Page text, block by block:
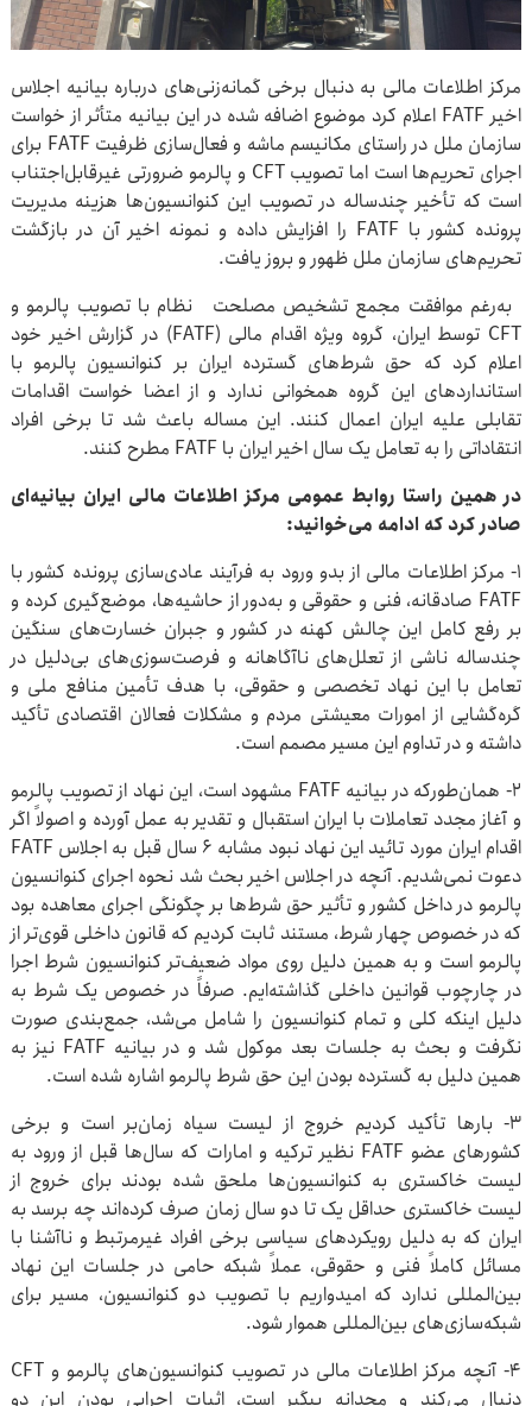
مرکز اطلاعات مالی به دنبال برخی گمانه‌زنی‌های درباره بیانیه اجلاس
اخیر FATF اعلام کرد موضوع اضافه شده در این بیانیه متأثر از خواست
سازمان ملل در راستای مکانیسم ماشه و فعال‌سازی ظرفیت FATF برای
اجرای تحریم‌ها است اما تصویب CFT و پالرمو ضرورتی غیرقابل‌اجتناب
است که تأخیر چندساله در تصویب این کنوانسیون‌ها هزینه مدیریت
پرونده کشور با FATF را افزایش داده و نمونه اخیر آن در بازگشت
تحریم‌های سازمان ملل ظهور و بروز یافت.
به‌رغم موافقت مجمع تشخیص مصلحت نظام با تصویب پالرمو و
CFT توسط ایران، گروه ویژه اقدام مالی (FATF) در گزارش اخیر خود
اعلام کرد که حق شرط‌های گسترده ایران بر کنوانسیون پالرمو با
استانداردهای این گروه همخوانی ندارد و از اعضا خواست اقدامات
تقابلی علیه ایران اعمال کنند. این مساله باعث شد تا برخی افراد
انتقاداتی را به تعامل یک سال اخیر ایران با FATF مطرح کنند.
در همین راستا روابط عمومی مرکز اطلاعات مالی ایران بیانیه‌ای
صادر کرد که ادامه می‌خوانید:
۱- مرکز اطلاعات مالی از بدو ورود به فرآیند عادی‌سازی پرونده کشور با
FATF صادقانه، فنی و حقوقی و به‌دور از حاشیه‌ها، موضع‌گیری کرده و
بر رفع کامل این چالش کهنه در کشور و جبران خسارت‌های سنگین
چندساله ناشی از تعلل‌های ناآگاهانه و فرصت‌سوزی‌های بی‌دلیل در
تعامل با این نهاد تخصصی و حقوقی، با هدف تأمین منافع ملی و
گره‌گشایی از امورات معیشتی مردم و مشکلات فعالان اقتصادی تأکید
داشته و در تداوم این مسیر مصمم است.
۲- همان‌طورکه در بیانیه FATF مشهود است، این نهاد از تصویب پالرمو
و آغاز مجدد تعاملات با ایران استقبال و تقدیر به عمل آورده و اصولاً اگر
اقدام ایران مورد تائید این نهاد نبود مشابه ۶ سال قبل به اجلاس FATF
دعوت نمی‌شدیم. آنچه در اجلاس اخیر بحث شد نحوه اجرای کنوانسیون
پالرمو در داخل کشور و تأثیر حق شرط‌ها بر چگونگی اجرای معاهده بود
که در خصوص چهار شرط، مستند ثابت کردیم که قانون داخلی قوی‌تر از
پالرمو است و به همین دلیل روی مواد ضعیف‌تر کنوانسیون شرط اجرا
در چارچوب قوانین داخلی گذاشته‌ایم. صرفاً در خصوص یک شرط به
دلیل اینکه کلی و تمام کنوانسیون را شامل می‌شد، جمع‌بندی صورت
نگرفت و بحث به جلسات بعد موکول شد و در بیانیه FATF نیز به
همین دلیل به گسترده بودن این حق شرط پالرمو اشاره شده است.
۳- بارها تأکید کردیم خروج از لیست سیاه زمان‌بر است و برخی
کشورهای عضو FATF نظیر ترکیه و امارات که سال‌ها قبل از ورود به
لیست خاکستری به کنوانسیون‌ها ملحق شده بودند برای خروج از
لیست خاکستری حداقل یک تا دو سال زمان صرف کرده‌اند چه برسد به
ایران که به دلیل رویکردهای سیاسی برخی افراد غیرمرتبط و ناآشنا با
مسائل کاملاً فنی و حقوقی، عملاً شبکه حامی در جلسات این نهاد
بین‌المللی ندارد که امیدواریم با تصویب دو کنوانسیون، مسیر برای
شبکه‌سازی‌های بین‌المللی هموار شود.
۴- آنچه مرکز اطلاعات مالی در تصویب کنوانسیون‌های پالرمو و CFT
دنبال می‌کند و مجدانه پیگیر است، اثبات اجرایی بودن این دو